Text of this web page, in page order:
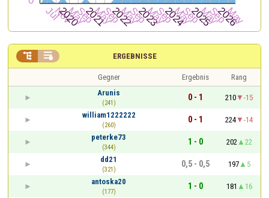
ERGEBNISSE
 
Gegner Ergebnis
Rang
Arunis
(241)
0 - 1 210
-15
william1222222
(260)
0 - 1 224
-14
peterke73
(344)
1 - 0 202
22
dd21
(321)
0,5 - 0,5 197
5
antoska20
(177)
1 - 0 181
16